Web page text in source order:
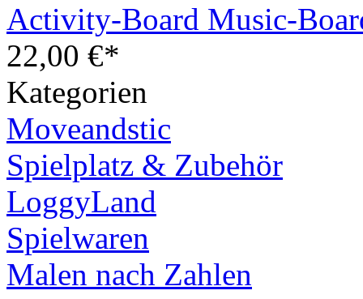
Activity-Board Music-
22,00 €*
Kategorien
Moveandstic
Spielplatz & Zubehör
LoggyLand
Spielwaren
Malen nach Zahlen